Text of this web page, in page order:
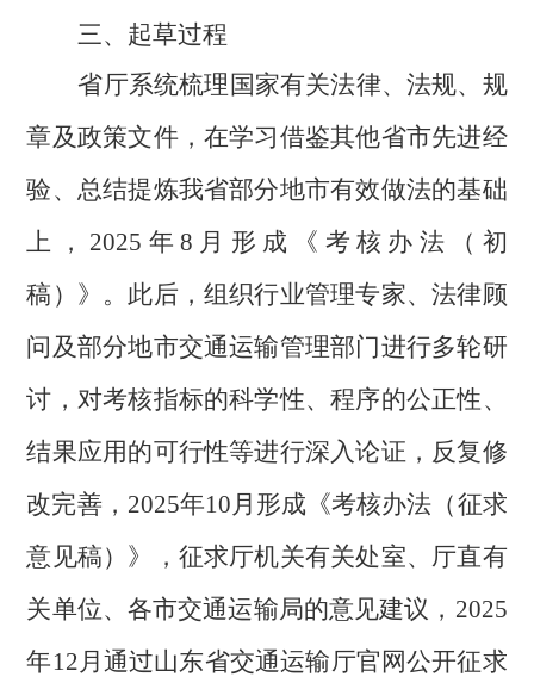
三、起草过程
省厅系统梳理国家有关法律、法规、规
章及政策文件，在学习借鉴其他省市先进经
验、总结提炼我省部分地市有效做法的基础
上，2025年8月形成《考核办法（初
稿）》。此后，组织行业管理专家、法律顾
问及部分地市交通运输管理部门进行多轮研
讨，对考核指标的科学性、程序的公正性、
结果应用的可行性等进行深入论证，反复修
改完善，2025年10月形成《考核办法（征求
意见稿）》，征求厅机关有关处室、厅直有
关单位、各市交通运输局的意见建议，2025
年12月通过山东省交通运输厅官网公开征求